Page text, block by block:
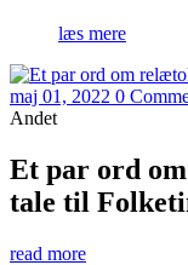
læs mere
maj 01, 2022 0
Andet
Et par ord
tale til
read more